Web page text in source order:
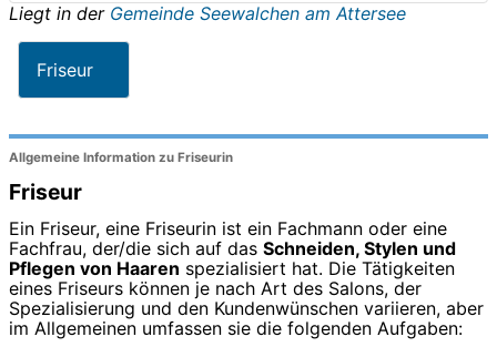
Liegt in der Gemeinde Seewalchen am Attersee
Friseur
Allgemeine Information zu Friseurin
Friseur
Ein Friseur, eine Friseurin ist ein Fachmann oder eine
Fachfrau, der/die sich auf das Schneiden, Stylen und
Pflegen von Haaren spezialisiert hat. Die Tätigkeiten
eines Friseurs können je nach Art des Salons, der
Spezialisierung und den Kundenwünschen variieren, aber
im Allgemeinen umfassen sie die folgenden Aufgaben: